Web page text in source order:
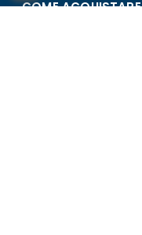
COME ACQUISTARE